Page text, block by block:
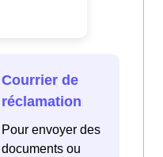
Courrier de
réclamation
Pour envoyer des
documents ou